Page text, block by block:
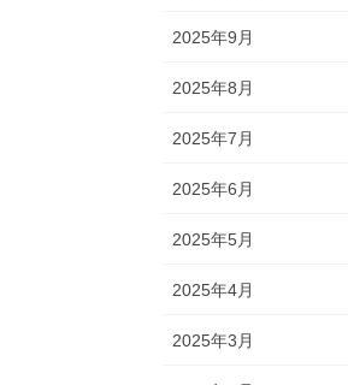
2025年9月
2025年8月
2025年7月
2025年6月
2025年5月
2025年4月
2025年3月